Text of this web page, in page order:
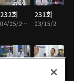
232회
04/05/2026 • 48분
231회
03/15/2026 • 48분
225회